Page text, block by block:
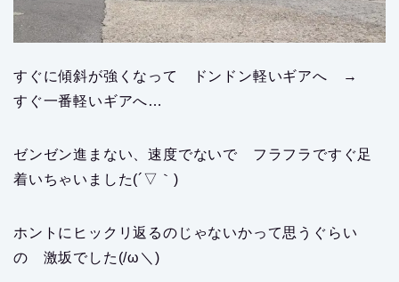
すぐに傾斜が強くなって ドンドン軽いギアへ →
すぐ一番軽いギアへ…
ゼンゼン進まない、速度でないで フラフラですぐ足
着いちゃいました(´▽｀)
ホントにヒックリ返るのじゃないかって思うぐらい
の 激坂でした(/ω＼)